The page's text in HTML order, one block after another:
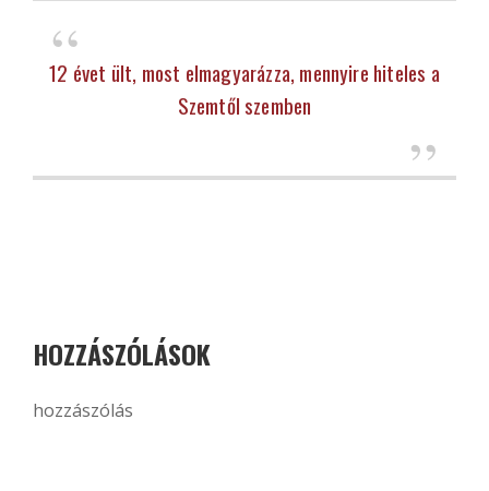
12 évet ült, most elmagyarázza, mennyire hiteles a
Szemtől szemben
HOZZÁSZÓLÁSOK
hozzászólás